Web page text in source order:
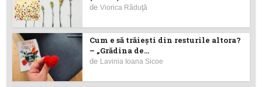
deViorica Răduţă
Cum e să trăiești din resturile altora?
– „Grădina de...
de Lavinia Ioana Sicoe